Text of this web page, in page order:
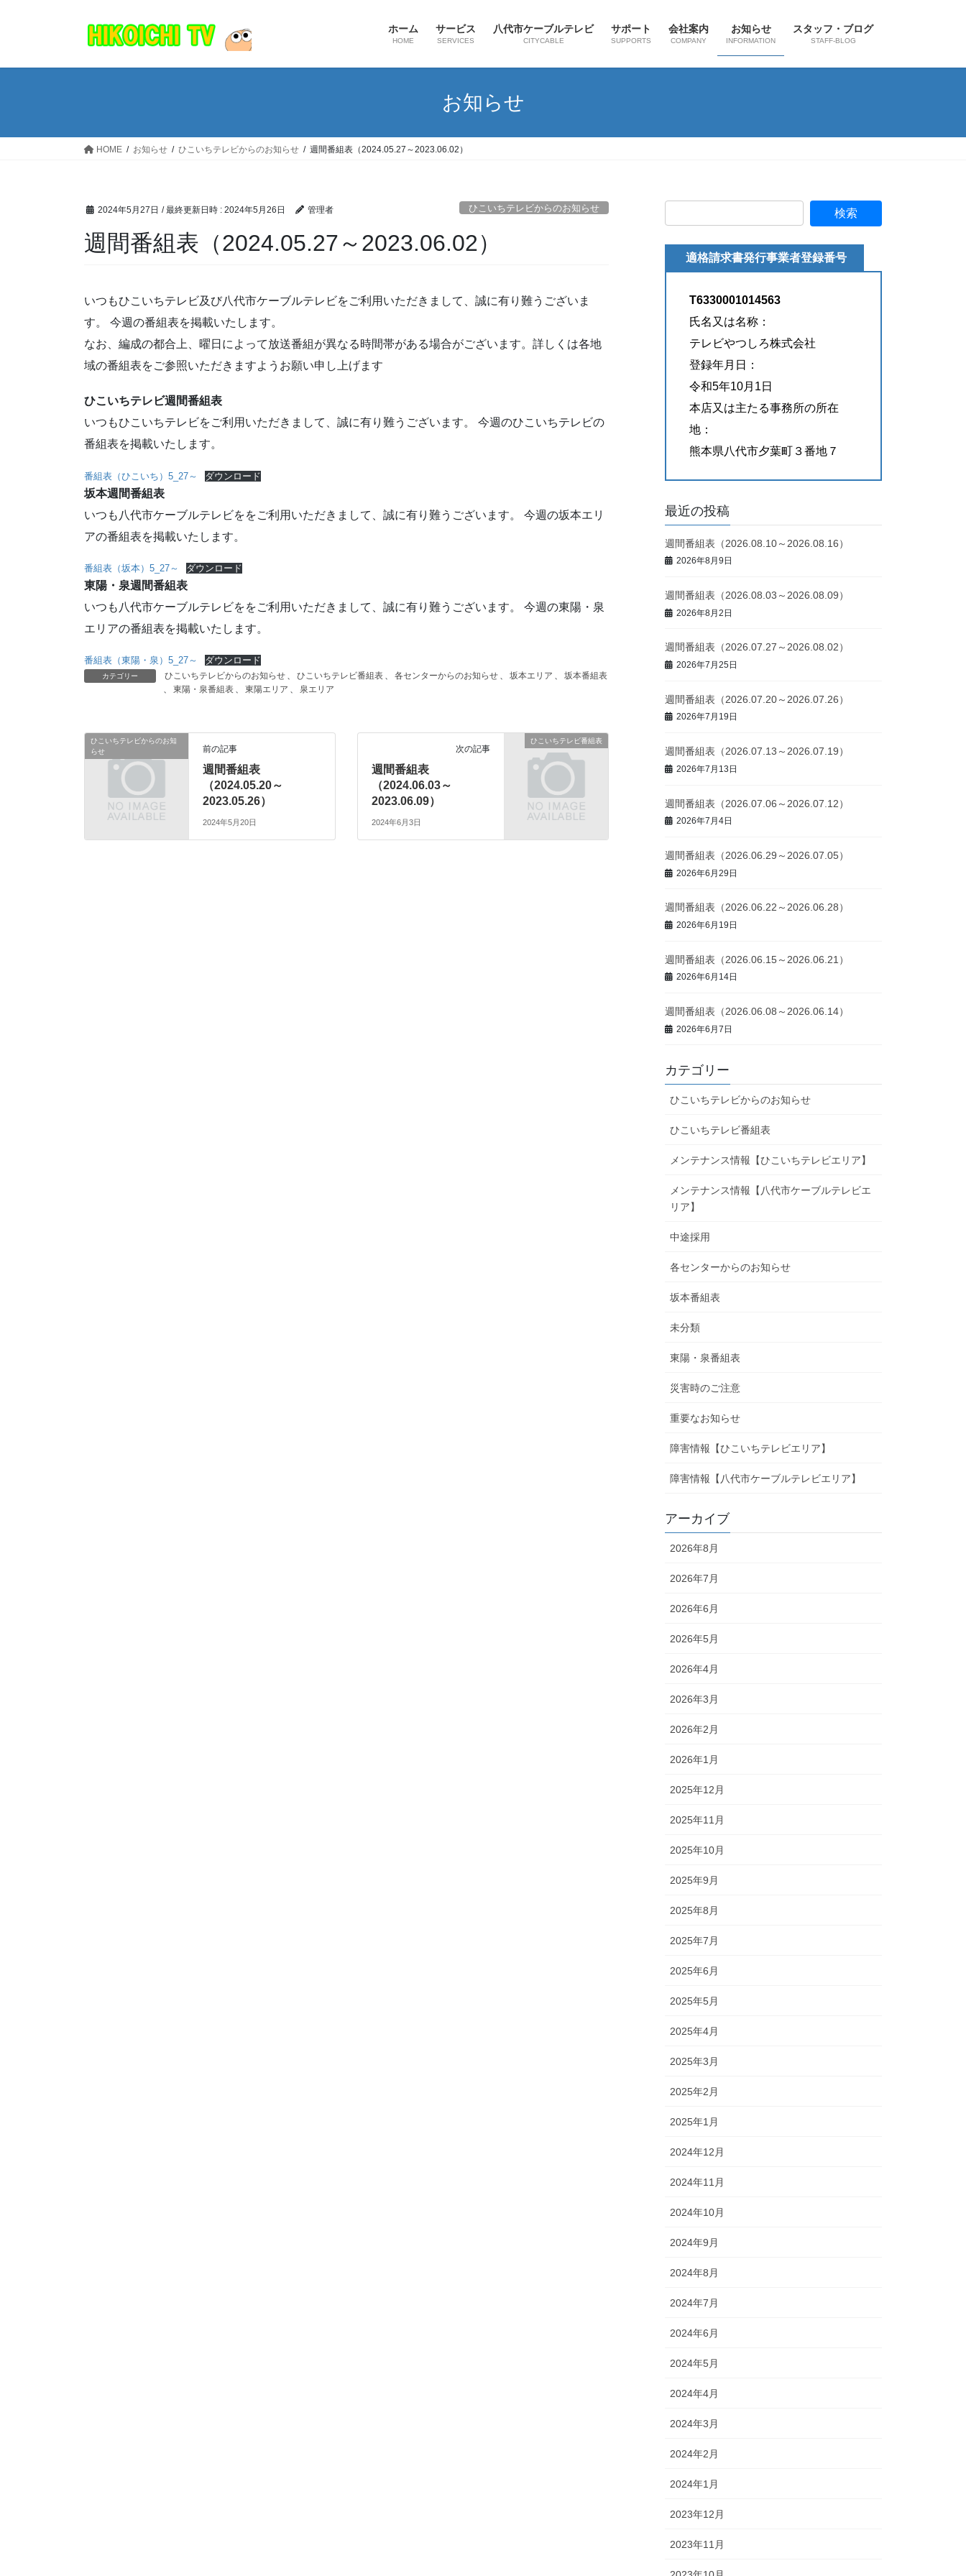
ホーム
HOME
サービス
SERVICES
八代市ケーブルテレビ
CITYCABLE
サポート
SUPPORTS
会社案内
COMPANY
お知らせ
INFORMATION
スタッフ・ブログ
STAFF-BLOG
お知らせ
HOME お知らせ ひこいちテレビからのお知らせ 週間番組表（2024.05.27～2023.06.02）
2024年5月27日 / 最終更新日時 : 2024年5月26日 管理者 ひこいちテレビからのお知らせ
週間番組表（2024.05.27～2023.06.02）
いつもひこいちテレビ及び八代市ケーブルテレビをご利用いただきまして、誠に有り難うございま
す。 今週の番組表を掲載いたします。
なお、編成の都合上、曜日によって放送番組が異なる時間帯がある場合がございます。詳しくは各地
域の番組表をご参照いただきますようお願い申し上げます
ひこいちテレビ週間番組表
いつもひこいちテレビをご利用いただきまして、誠に有り難うございます。 今週のひこいちテレビの
番組表を掲載いたします。
番組表（ひこいち）5_27～ ダウンロード
坂本週間番組表
いつも八代市ケーブルテレビををご利用いただきまして、誠に有り難うございます。 今週の坂本エリ
アの番組表を掲載いたします。
番組表（坂本）5_27～ ダウンロード
東陽・泉週間番組表
いつも八代市ケーブルテレビををご利用いただきまして、誠に有り難うございます。 今週の東陽・泉
エリアの番組表を掲載いたします。
番組表（東陽・泉）5_27～ ダウンロード
カテゴリー ひこいちテレビからのお知らせ 、 ひこいちテレビ番組表 、 各センターからのお知らせ 、 坂本エリア 、
坂本番組表
、
東陽・泉番組表 、 東陽エリア 、 泉エリア
ひこいちテレビからのお知
らせ
前の記事
週間番組表
（2024.05.20～
2023.05.26）
2024年5月20日
ひこいちテレビ番組表
次の記事
週間番組表
（2024.06.03～
2023.06.09）
2024年6月3日
適格請求書発行事業者登録番号
T6330001014563
氏名又は名称：
テレビやつしろ株式会社
登録年月日：
令和5年10月1日
本店又は主たる事務所の所在
地：
熊本県八代市夕葉町３番地７
最近の投稿
週間番組表（2026.08.10～2026.08.16）
2026年8月9日
週間番組表（2026.08.03～2026.08.09）
2026年8月2日
週間番組表（2026.07.27～2026.08.02）
2026年7月25日
週間番組表（2026.07.20～2026.07.26）
2026年7月19日
週間番組表（2026.07.13～2026.07.19）
2026年7月13日
週間番組表（2026.07.06～2026.07.12）
2026年7月4日
週間番組表（2026.06.29～2026.07.05）
2026年6月29日
週間番組表（2026.06.22～2026.06.28）
2026年6月19日
週間番組表（2026.06.15～2026.06.21）
2026年6月14日
週間番組表（2026.06.08～2026.06.14）
2026年6月7日
カテゴリー
ひこいちテレビからのお知らせ
ひこいちテレビ番組表
メンテナンス情報【ひこいちテレビエリア】
メンテナンス情報【八代市ケーブルテレビエ
リア】
中途採用
各センターからのお知らせ
坂本番組表
未分類
東陽・泉番組表
災害時のご注意
重要なお知らせ
障害情報【ひこいちテレビエリア】
障害情報【八代市ケーブルテレビエリア】
アーカイブ
2026年8月
2026年7月
2026年6月
2026年5月
2026年4月
2026年3月
2026年2月
2026年1月
2025年12月
2025年11月
2025年10月
2025年9月
2025年8月
2025年7月
2025年6月
2025年5月
2025年4月
2025年3月
2025年2月
2025年1月
2024年12月
2024年11月
2024年10月
2024年9月
2024年8月
2024年7月
2024年6月
2024年5月
2024年4月
2024年3月
2024年2月
2024年1月
2023年12月
2023年11月